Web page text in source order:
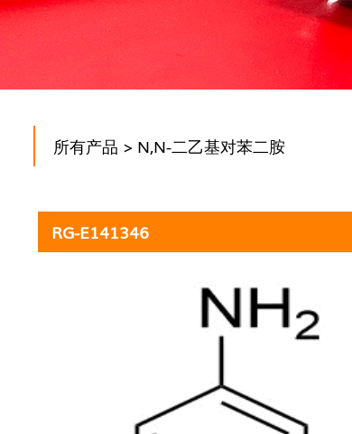
所有产品 > N,N-二乙基对苯二胺
RG-E141346